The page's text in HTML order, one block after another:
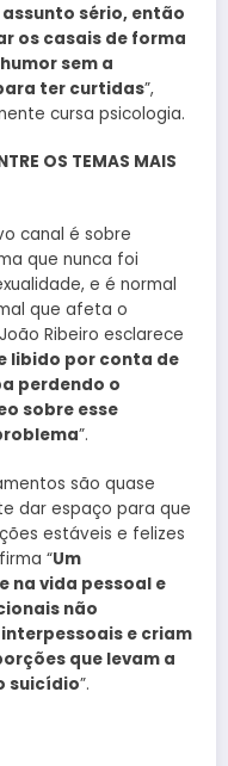
sério, então
os casais de forma
sem a
ter curtidas”,
cursa psicologia.
OS TEMAS MAIS
canal é sobre
que nunca foi
e é normal
que afeta o
Ribeiro esclarece
libido por conta de
perdendo o
sobre esse
”.
são quase
dar espaço para que
estáveis e felizes
“Um
na vida pessoal e
não
e criam
que levam a
suicídio”.